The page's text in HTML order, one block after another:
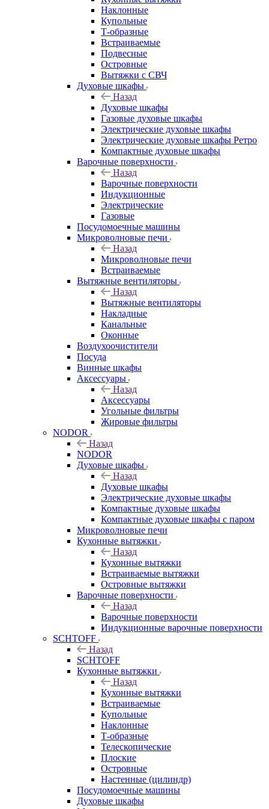
Наклонные
Купольные
Т-образные
Встраиваемые
Подвесные
Островные
Вытяжки с СВЧ
Духовые шкафы
Назад
Духовые шкафы
Газовые духовые шкафы
Электрические духовые шкафы
Электрические духовые шкафы Ретро
Компактные духовые шкафы
Варочные поверхности
Назад
Варочные поверхности
Индукционные
Электрические
Газовые
Посудомоечные машины
Микроволновые печи
Назад
Микроволновые печи
Встраиваемые
Вытяжные вентиляторы
Назад
Вытяжные вентиляторы
Накладные
Канальные
Оконные
Воздухоочистители
Посуда
Винные шкафы
Аксессуары
Назад
Аксессуары
Угольные фильтры
Жировые фильтры
NODOR
Назад
NODOR
Духовые шкафы
Назад
Духовые шкафы
Электрические духовые шкафы
Компактные духовые шкафы
Компактные духовые шкафы с паром
Микроволновые печи
Кухонные вытяжки
Назад
Кухонные вытяжки
Встраиваемые вытяжки
Островные вытяжки
Варочные поверхности
Назад
Варочные поверхности
Индукционные варочные поверхности
SCHTOFF
Назад
SCHTOFF
Кухонные вытяжки
Назад
Кухонные вытяжки
Встраиваемые
Купольные
Наклонные
Т-образные
Телескопические
Плоские
Островные
Настенные (цилиндр)
Посудомоечные машины
Духовые шкафы